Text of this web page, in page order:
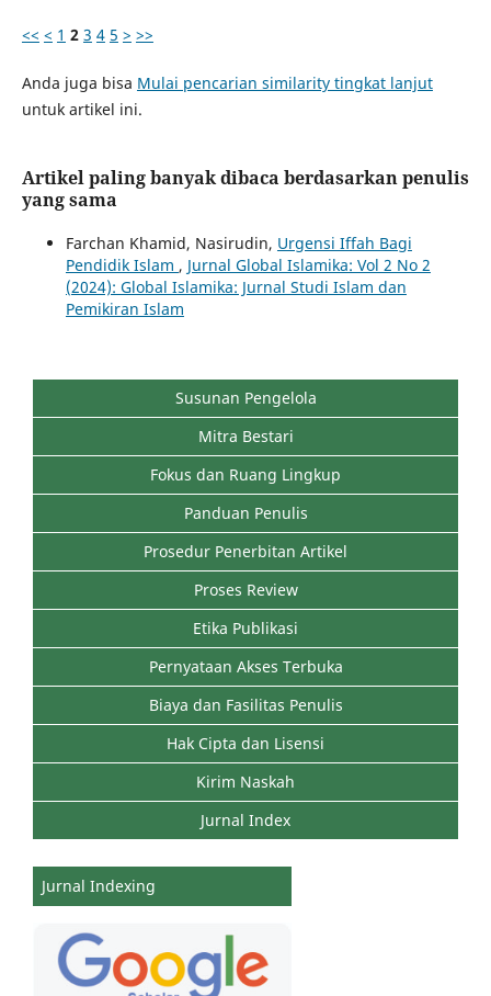
<< < 1 2 3 4 5 > >>
Anda juga bisa Mulai pencarian similarity tingkat lanjut
untuk artikel ini.
Artikel paling banyak dibaca berdasarkan penulis
yang sama
Farchan Khamid, Nasirudin, Urgensi Iffah Bagi
Pendidik Islam , Jurnal Global Islamika: Vol 2 No 2
(2024): Global Islamika: Jurnal Studi Islam dan
Pemikiran Islam
Susunan Pengelola
Mitra Bestari
Fokus dan Ruang Lingkup
Panduan Penulis
Prosedur Penerbitan Artikel
Proses Review
Etika Publikasi
Pernyataan Akses Terbuka
Biaya dan Fasilitas Penulis
Hak Cipta dan Lisensi
Kirim Naskah
Jurnal Index
Jurnal Indexing